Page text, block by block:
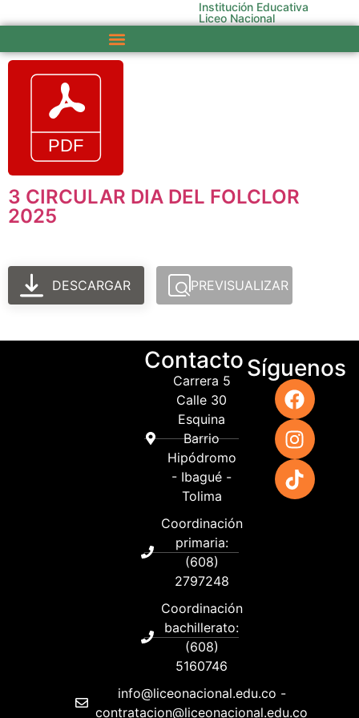
Institución Educativa
Liceo Nacional
3 CIRCULAR DIA DEL FOLCLOR
2025
DESCARGAR PREVISUALIZAR
Contacto
Carrera 5
Calle 30
Esquina
Barrio
Hipódromo
- Ibagué -
Tolima
Coordinación
primaria:
(608)
2797248
Coordinación
bachillerato:
(608)
5160746
info@liceonacional.edu.co -
contratacion@liceonacional.edu.co
Síguenos